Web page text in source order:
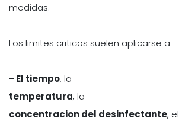
medidas.
Los limites criticos suelen aplicarse a-
- El tiempo, la
temperatura, la
concentracion del desinfectante, el